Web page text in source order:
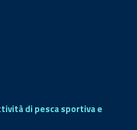
di pesca sportiva e